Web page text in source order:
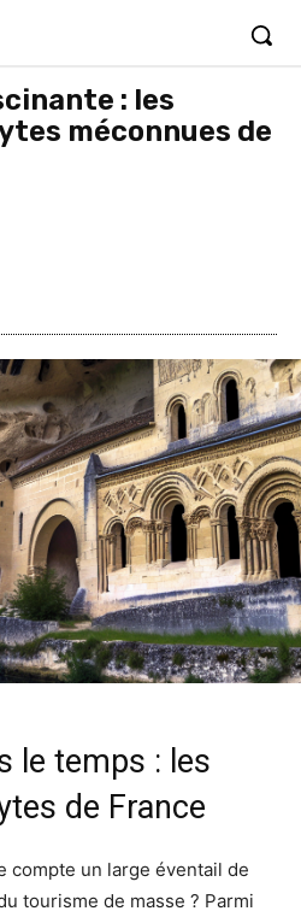
: les
méconnues de
le temps : les
de France
compte un large éventail de
tourisme de masse ? Parmi